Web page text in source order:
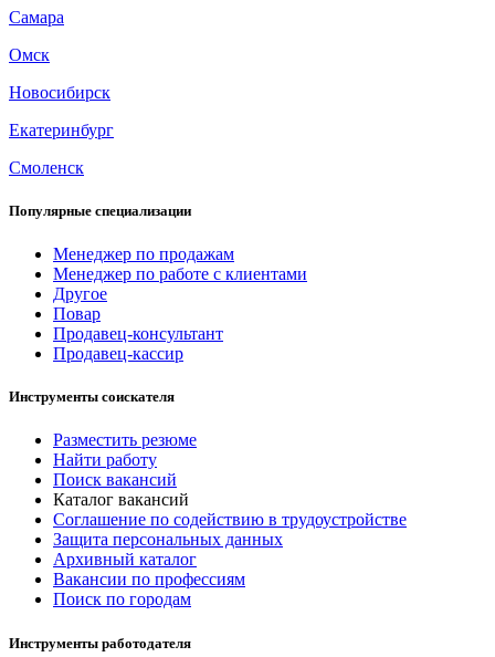
Самара
Омск
Новосибирск
Екатеринбург
Смоленск
Популярные специализации
Менеджер по продажам
Менеджер по работе с клиентами
Другое
Повар
Продавец-консультант
Продавец-кассир
Инструменты соискателя
Разместить резюме
Найти работу
Поиск вакансий
Каталог вакансий
Соглашение по содействию в трудоустройстве
Защита персональных данных
Архивный каталог
Вакансии по профессиям
Поиск по городам
Инструменты работодателя